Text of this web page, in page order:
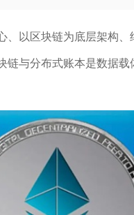
、以区块链为底层架构
与分布式账本是数据